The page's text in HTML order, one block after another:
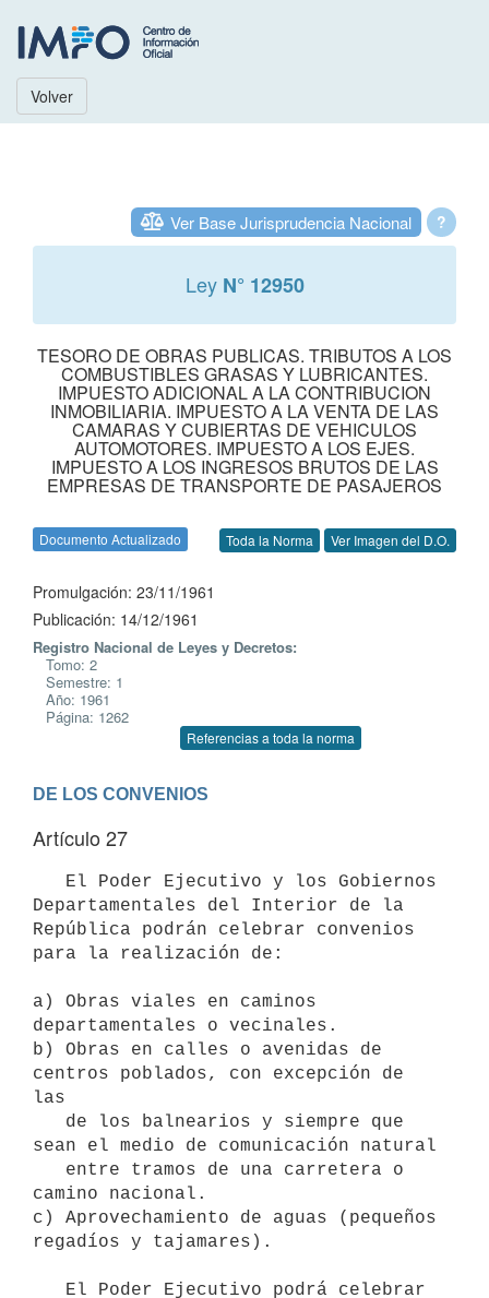
Volver
?
Ver Base Jurisprudencia Nacional
Ley N° 12950
TESORO DE OBRAS PUBLICAS. TRIBUTOS A LOS
COMBUSTIBLES GRASAS Y LUBRICANTES.
IMPUESTO ADICIONAL A LA CONTRIBUCION
INMOBILIARIA. IMPUESTO A LA VENTA DE LAS
CAMARAS Y CUBIERTAS DE VEHICULOS
AUTOMOTORES. IMPUESTO A LOS EJES.
IMPUESTO A LOS INGRESOS BRUTOS DE LAS
EMPRESAS DE TRANSPORTE DE PASAJEROS
Documento Actualizado Toda la Norma Ver Imagen del D.O.
Promulgación: 23/11/1961
Publicación: 14/12/1961
Registro Nacional de Leyes y Decretos:
Tomo: 2
Semestre: 1
Año: 1961
Página: 1262
Referencias a toda la norma
DE LOS CONVENIOS
Artículo 27
Departamentales del Interior de la
República podrán celebrar convenios
para la realización de:
a) Obras viales en caminos
departamentales o vecinales.
b) Obras en calles o avenidas de
centros poblados, con excepción de
las
sean el medio de comunicación natural
camino nacional.
c) Aprovechamiento de aguas (pequeños
regadíos y tajamares).